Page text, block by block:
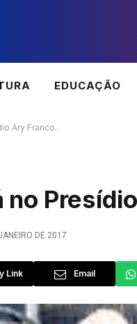
EDUCAÇÃO
Ary Franco.
no
DE 2017
Link Email